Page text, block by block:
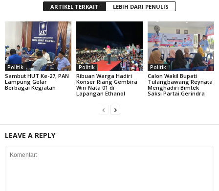
ARTIKEL TERKAIT LEBIH DARI PENULIS
Politik
Sambut HUT Ke-27, PAN
Lampung Gelar
Berbagai Kegiatan
Politik
Ribuan Warga Hadiri
Konser Riang Gembira
Win-Nata 01 di
Lapangan Ethanol
Politik
Calon Wakil Bupati
Tulangbawang Reynata
Menghadiri Bimtek
Saksi Partai Gerindra
LEAVE A REPLY